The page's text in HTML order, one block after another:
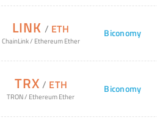
LINK / ETH
ChainLink/ Ethereum Ether
Biconomy
TRX / ETH
TRON/ Ethereum Ether
Biconomy